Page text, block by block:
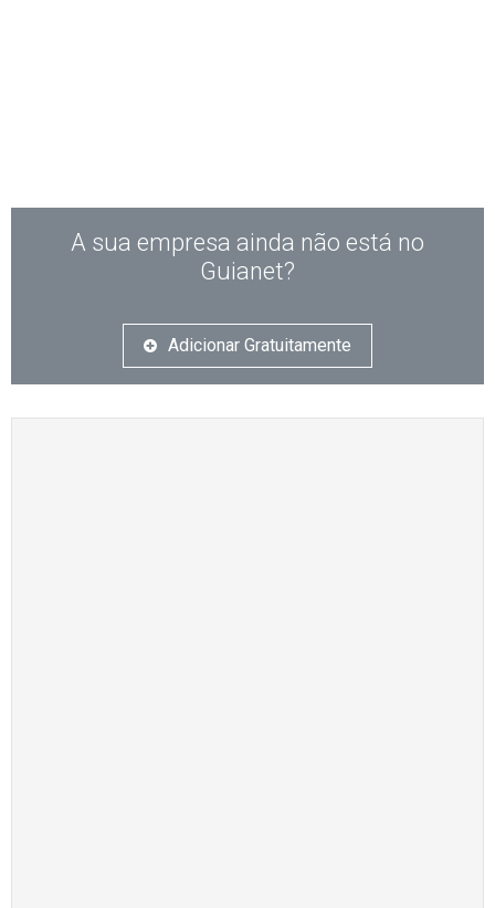
A sua empresa ainda não está no
Guianet?
Adicionar Gratuitamente